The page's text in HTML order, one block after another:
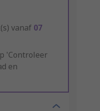
vanaf 07
'Controleer
en